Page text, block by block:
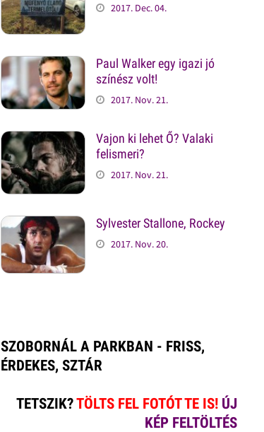
2017. Dec. 04.
Paul Walker egy igazi jó
színész volt!
2017. Nov. 21.
Vajon ki lehet Ő? Valaki
felismeri?
2017. Nov. 21.
Sylvester Stallone, Rockey
2017. Nov. 20.
SZOBORNÁL A PARKBAN - FRISS,
ÉRDEKES, SZTÁR
TETSZIK?TÖLTS FEL FOTÓT TE IS! ÚJ
KÉP FELTÖLTÉS